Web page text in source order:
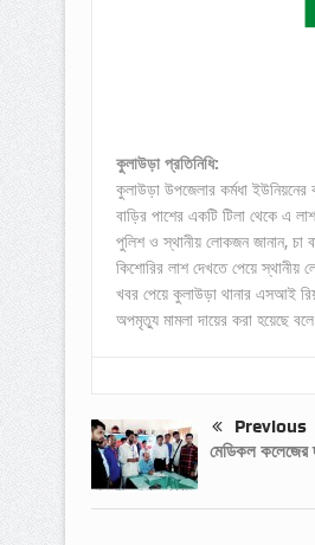
কুলাউড়া প্রতিনিধি:
কুলাউড়া উপজেলার কর্মধা
বাড়ির পাশের একটি টিলা থেকে এ
পুলিশ ও স্থানীয় লোকজন জানান, চা
কিশোরির লাশ দেখতে পেয়ে স্থানীয়
খবর পেয়ে কুলাউড়া থানার এসআই
অপমৃত্যু মামলা দায়ের করা হয়েছে
Previous
মেডিকল কলেজের